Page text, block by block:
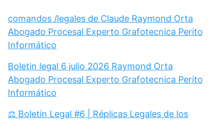
comandos /legales de Claude Raymond Orta
Abogado Procesal Experto Grafotecnica Perito
Informático
Boletin legal 6 julio 2026 Raymond Orta
Abogado Procesal Experto Grafotecnica Perito
Informático
⚖️ Boletín Legal #6 | Réplicas Legales de los